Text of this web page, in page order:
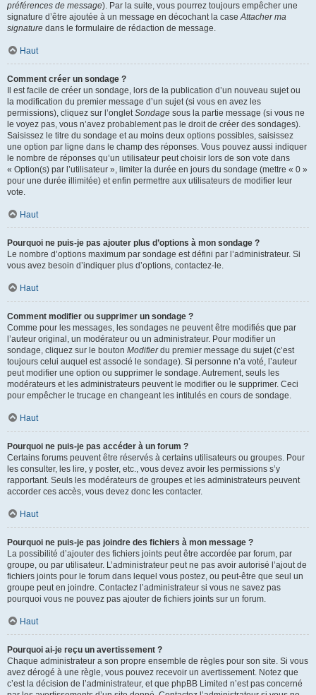
préférences de message). Par la suite, vous pourrez toujours empêcher une
signature d’être ajoutée à un message en décochant la caseAttacher ma
signature dans le formulaire de rédaction de message.
Haut
Comment créer un sondage ?
Il est facile de créer un sondage, lors de la publication d’un nouveau sujet ou
la modification du premier message d’un sujet (si vous en avez les
permissions), cliquez sur l’ongletSondage sous la partie message (si vous ne
le voyez pas, vous n’avez probablement pas le droit de créer des sondages).
Saisissez le titre du sondage et au moins deux options possibles, saisissez
une option par ligne dans le champ des réponses. Vous pouvez aussi indiquer
le nombre de réponses qu’un utilisateur peut choisir lors de son vote dans
« Option(s) par l’utilisateur », limiter la durée en jours du sondage (mettre « 0 »
pour une durée illimitée) et enfin permettre aux utilisateurs de modifier leur
vote.
Haut
Pourquoi ne puis-je pas ajouter plus d’options à mon sondage ?
Le nombre d’options maximum par sondage est défini par l’administrateur. Si
vous avez besoin d’indiquer plus d’options, contactez-le.
Haut
Comment modifier ou supprimer un sondage ?
Comme pour les messages, les sondages ne peuvent être modifiés que par
l’auteur original, un modérateur ou un administrateur. Pour modifier un
sondage, cliquez sur le bouton Modifierdu premier message du sujet (c’est
toujours celui auquel est associé le sondage). Si personne n’a voté, l’auteur
peut modifier une option ou supprimer le sondage. Autrement, seuls les
modérateurs et les administrateurs peuvent le modifier ou le supprimer. Ceci
pour empêcher le trucage en changeant les intitulés en cours de sondage.
Haut
Pourquoi ne puis-je pas accéder à un forum ?
Certains forums peuvent être réservés à certains utilisateurs ou groupes. Pour
les consulter, les lire, y poster, etc., vous devez avoir les permissions s’y
rapportant. Seuls les modérateurs de groupes et les administrateurs peuvent
accorder ces accès, vous devez donc les contacter.
Haut
Pourquoi ne puis-je pas joindre des fichiers à mon message ?
La possibilité d’ajouter des fichiers joints peut être accordée par forum, par
groupe, ou par utilisateur. L’administrateur peut ne pas avoir autorisé l’ajout de
fichiers joints pour le forum dans lequel vous postez, ou peut-être que seul un
groupe peut en joindre. Contactez l’administrateur si vous ne savez pas
pourquoi vous ne pouvez pas ajouter de fichiers joints sur un forum.
Haut
Pourquoi ai-je reçu un avertissement ?
Chaque administrateur a son propre ensemble de règles pour son site. Si vous
avez dérogé à une règle, vous pouvez recevoir un avertissement. Notez que
c’est la décision de l’administrateur, et que phpBB Limited n’est pas concerné